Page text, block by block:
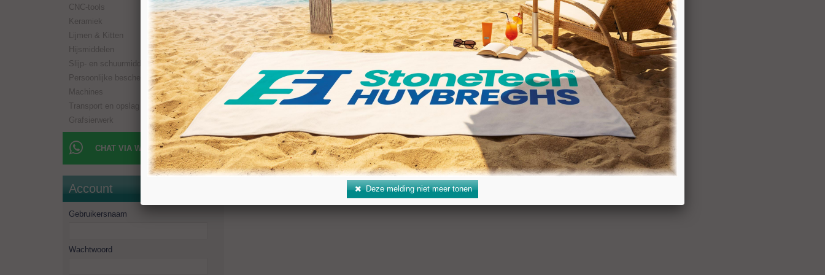
CNC-tools
Keramiek
Lijmen & Kitten
Hijsmiddelen
Slijp- en schuurmiddelen
Persoonlijke bescherming
Machines
Transport en opslag
Grafsierwerk
CHAT VIA WHATSAPP
Account
Gebruikersnaam
Wachtwoord
Parameters
RPM: 1.000 - 1.200
Hardsteen 20 mm: Speed 3 m/min
Hardsteen 100 mm: Speed 0,5 m/min
Deze melding niet meer tonen